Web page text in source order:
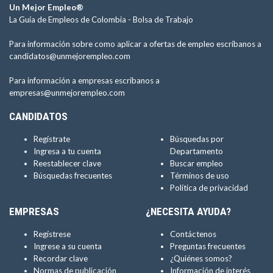
Un Mejor Empleo®
La Guía de Empleos de Colombia - Bolsa de Trabajo
Para información sobre como aplicar a ofertas de empleo escríbanos a
candidatos@unmejorempleo.com
Para información a empresas escríbanos a
empresas@unmejorempleo.com
CANDIDATOS
Regístrate
Ingresa a tu cuenta
Reestablecer clave
Búsquedas frecuentes
Búsquedas por
Departamento
Buscar empleo
Términos de uso
Política de privacidad
EMPRESAS
Regístrese
Ingrese a su cuenta
Recordar clave
Normas de publicación
¿NECESITA AYUDA?
Contáctenos
Preguntas frecuentes
¿Quiénes somos?
Información de interés